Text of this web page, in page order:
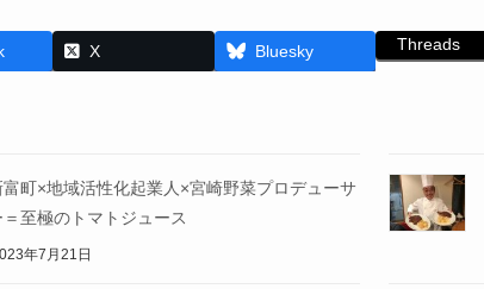
X Bluesky Threads
富町×地域活性化起業人×宮崎野菜プロデューサ
＝至極のトマトジュース
年7月21日